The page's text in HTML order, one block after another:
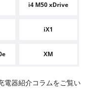
i4 M50 xDrive
iX1
XM
電器紹介コラムをご覧い